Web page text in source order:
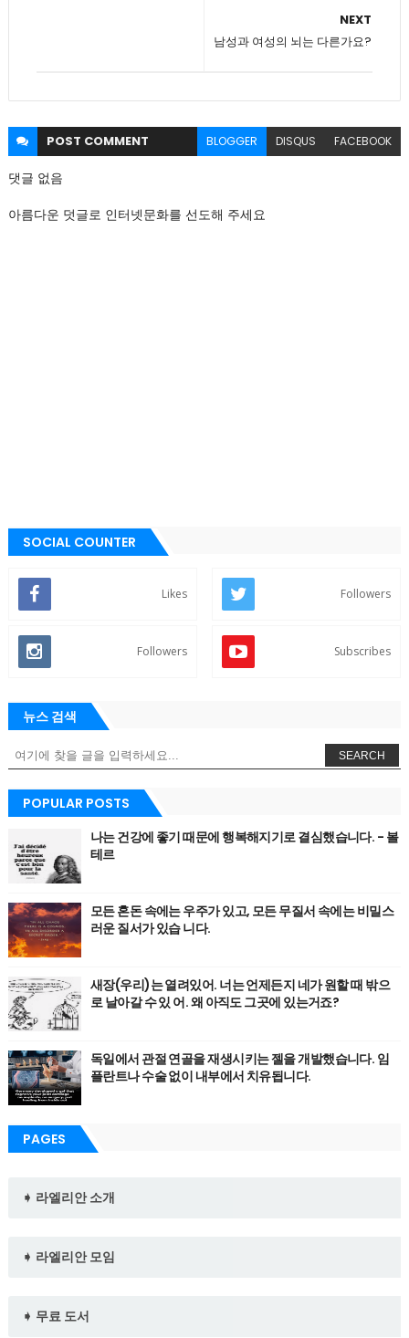
NEXT
남성과 여성의 뇌는 다른가요?
POST COMMENT BLOGGER DISQUS FACEBOOK
댓글 없음
아름다운 덧글로 인터넷문화를 선도해 주세요
SOCIAL COUNTER
Likes Followers
Followers Subscribes
뉴스 검색
SEARCH
POPULAR POSTS
나는 건강에 좋기 때문에 행복해지기로 결심했습니다. - 볼
테르
모든 혼돈 속에는 우주가 있고, 모든 무질서 속에는 비밀스
러운 질서가 있습 니다.
새장(우리)는 열려있어. 너는 언제든지 네가 원할 때 밖으
로 날아갈 수 있 어. 왜 아직도 그곳에 있는거죠?
독일에서 관절 연골을 재생시키는 젤을 개발했습니다. 임
플란트나 수술 없이 내부에서 치유됩니다.
PAGES
➧ 라엘리안 소개
➧ 라엘리안 모임
➧ 무료 도서